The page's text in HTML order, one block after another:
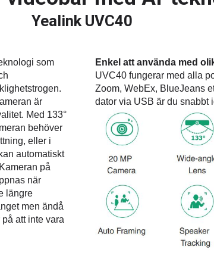
Yealink UVC40
som
är
Med 133°
behöver
eller i
automatiskt
Kameran på
när
längre
men ändå
att inte vara
Enkel att använda med
UVC40 fungerar med alla
Zoom, WebEx, BlueJeans
dator via USB är du snabbt